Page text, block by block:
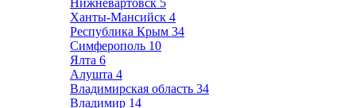
Нижневартовск 5
Ханты-Мансийск 4
Республика Крым 34
Симферополь 10
Ялта 6
Алушта 4
Владимирская область 34
Владимир 14